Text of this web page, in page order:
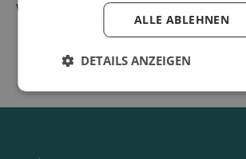
Website des Unternehmens
ALLE ABLEHNEN
DETAILS ANZEIGEN